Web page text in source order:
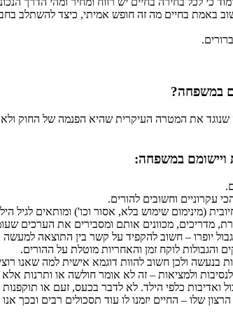
באמת בחיים מה זה חופש אמיתי, כיצד להשתלב
במשפחה?
את המטרה העיקרית שהיא הפנמה של החוק ולא
ויישומם במשפחה: